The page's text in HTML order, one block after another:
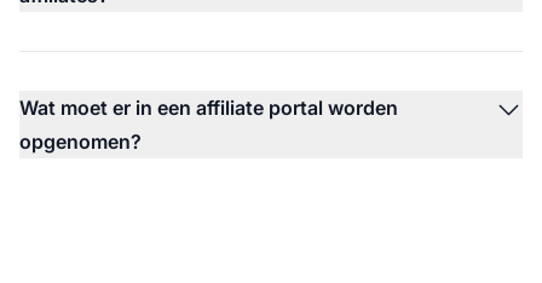
Wat moet er in een affiliate portal worden
opgenomen?